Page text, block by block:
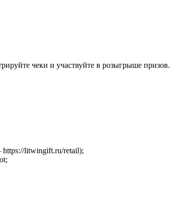
чеки и участвуйте в розыгрыше призов.
litwingift.ru/retail);